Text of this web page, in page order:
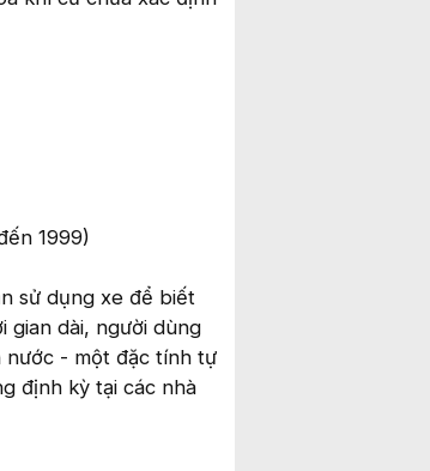
1999)
sử dụng xe để biết
gian dài, người dùng
nước - một đặc tính tự
định kỳ tại các nhà